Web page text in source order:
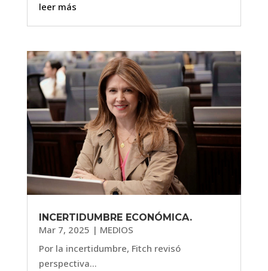
leer más
INCERTIDUMBRE ECONÓMICA.
Mar 7, 2025 | MEDIOS
Por la incertidumbre, Fitch revisó
perspectiva...